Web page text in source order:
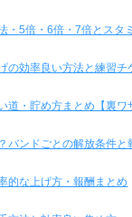
・5倍・6倍・7倍とスタ
の効率良い方法と練習チ
道・貯め方まとめ【裏ワ
バンドごとの解放条件と
的な上げ方・報酬まとめ